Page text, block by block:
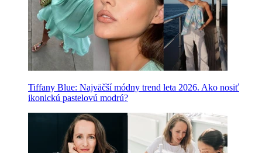
Tiffany Blue: Najväčší módny trend leta 2026. Ako nosiť
ikonickú pastelovú modrú?